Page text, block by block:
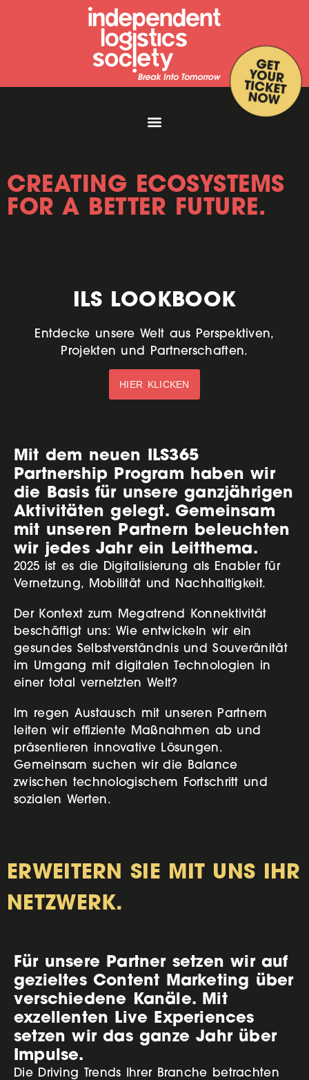
CREATING ECOSYSTEMS
FOR A BETTER FUTURE.
ILS LOOKBOOK
Entdecke unsere Welt aus Perspektiven,
Projekten und Partnerschaften.
HIER KLICKEN
Mit dem neuen ILS365
Partnership Program haben wir
die Basis für unsere ganzjährigen
Aktivitäten gelegt. Gemeinsam
mit unseren Partnern beleuchten
wir jedes Jahr ein Leitthema.
2025 ist es die Digitalisierung als Enabler für
Vernetzung, Mobilität und Nachhaltigkeit.
Der Kontext zum Megatrend Konnektivität
beschäftigt uns: Wie entwickeln wir ein
gesundes Selbstverständnis und Souveränität
im Umgang mit digitalen Technologien in
einer total vernetzten Welt?
Im regen Austausch mit unseren Partnern
leiten wir effiziente Maßnahmen ab und
präsentieren innovative Lösungen.
Gemeinsam suchen wir die Balance
zwischen technologischem Fortschritt und
sozialen Werten.
ERWEITERN SIE MIT UNS IHR
NETZWERK.
Für unsere Partner setzen wir auf
gezieltes Content Marketing über
verschiedene Kanäle. Mit
exzellenten Live Experiences
setzen wir das ganze Jahr über
Impulse.
Die Driving Trends Ihrer Branche betrachten